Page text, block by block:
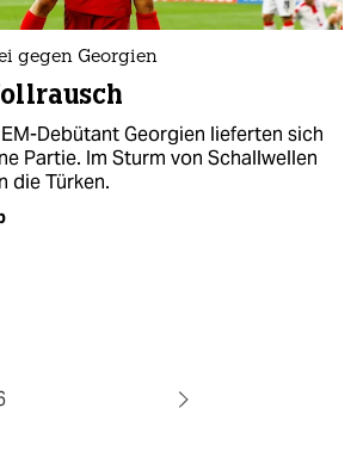
gegen Georgien
Debütant Georgien lieferten sich
Partie. Im Sturm von Schallwellen
die Türken.